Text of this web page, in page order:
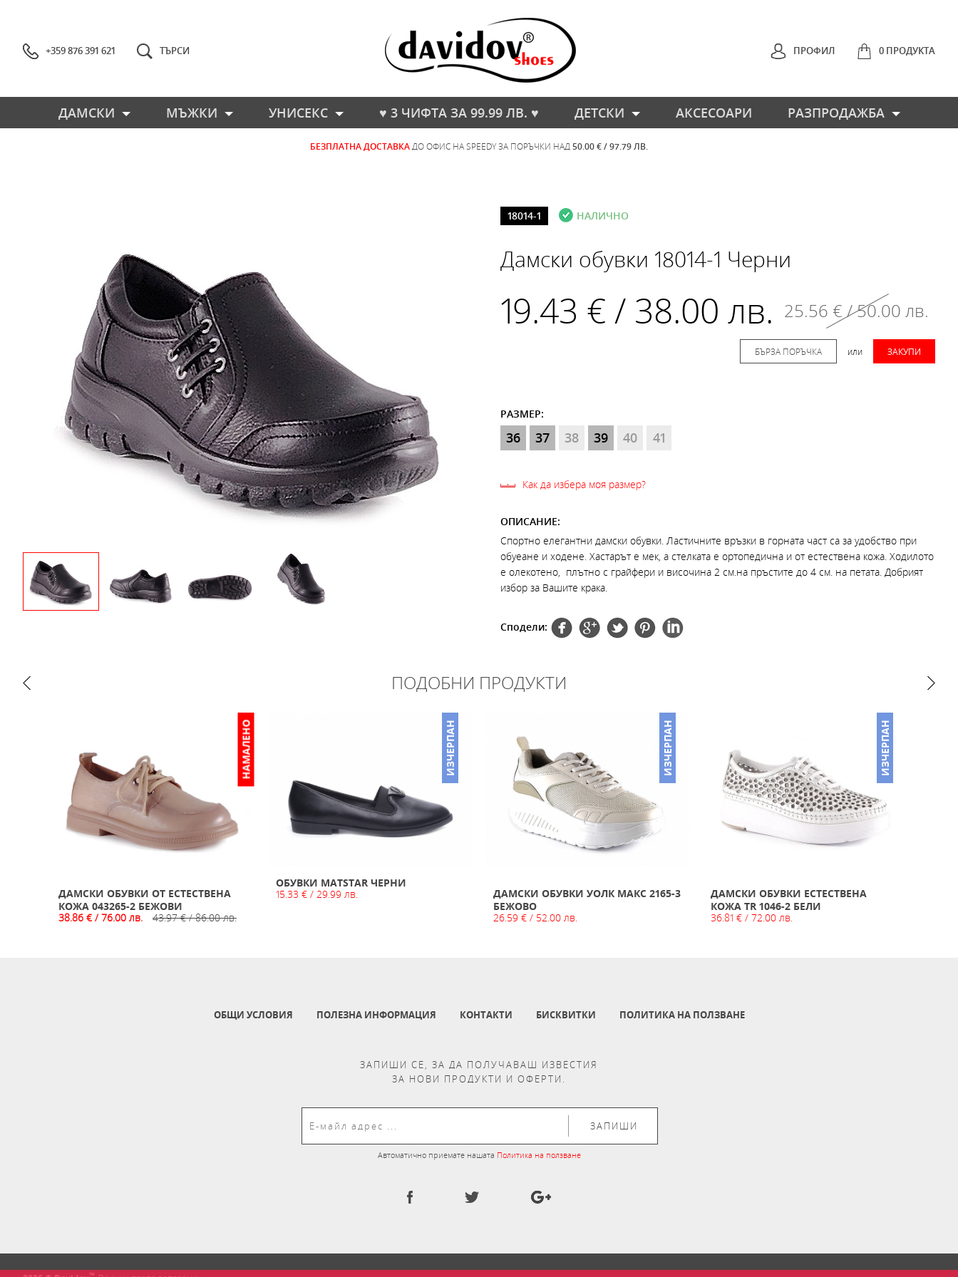
+359 876 391 621 0 ПРОДУКТА
ТЪРСИ ПРОФИЛ
ДАМСКИ МЪЖКИ УНИСЕКС ♥ 3 ЧИФТА ЗА 99.99 ЛВ. ♥ ДЕТСКИ АКСЕСОАРИ РАЗПРОДАЖБА
БЕЗПЛАТНА ДОСТАВКА ДО ОФИС НА SPEEDY ЗА ПОРЪЧКИ НАД 50.00 € / 97.79 ЛВ.
18014-1 НАЛИЧНО
Дамски обувки 18014-1 Черни
19.43 € / 38.00 лв. 25.56 € / 50.00 лв.
ЗАКУПИ
или
БЪРЗА ПОРЪЧКА
РАЗМЕР:
36 37 38 39 40 41
Как да избера моя размер?
ОПИСАНИЕ:
Спортно елегантни дамски обувки. Ластичните връзки в горната част са за удобство при
обуеане и ходене. Хастарът е мек, а стелката е ортопедична и от естествена кожа. Ходилото
е олекотено, плътно с грайфери и височина 2 см.на пръстите до 4 см. на петата. Добрият
избор за Вашите крака.
Сподели:
ПОДОБНИ ПРОДУКТИ
НАМАЛЕНО
ДАМСКИ ОБУВКИ ОТ ЕСТЕСТВЕНА
КОЖА 043265-2 БЕЖОВИ
38.86 € / 76.00 лв.
43.97 € / 86.00 лв.
ИЗЧЕРПАН
ОБУВКИ MATSTAR ЧЕРНИ
15.33 € / 29.99 лв.
ИЗЧЕРПАН
ДАМСКИ ОБУВКИ УОЛК МАКС 2165-3
БЕЖОВО
26.59 € / 52.00 лв.
ИЗЧЕРПАН
ДАМСКИ ОБУВКИ ЕСТЕСТВЕНА
КОЖА TR 1046-2 БЕЛИ
36.81 € / 72.00 лв.
ОБЩИ УСЛОВИЯ ПОЛЕЗНА ИНФОРМАЦИЯ КОНТАКТИ БИСКВИТКИ ПОЛИТИКА НА ПОЛЗВАНЕ
ЗАПИШИ СЕ, ЗА ДА ПОЛУЧАВАШ ИЗВЕСТИЯ
ЗА НОВИ ПРОДУКТИ И ОФЕРТИ.
ЗАПИШИ
Автоматично приемате нашата Политика на ползване
™